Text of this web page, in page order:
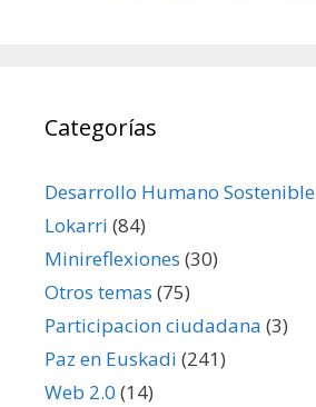
Categorías
Desarrollo Humano Sostenible
Lokarri (84)
Minireflexiones (30)
Otros temas (75)
Participacion ciudadana (3)
Paz en Euskadi (241)
Web 2.0 (14)